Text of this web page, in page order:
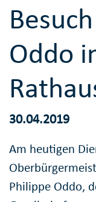
Oddo
30.04.2019
Am heutigen
Philippe Oddo,